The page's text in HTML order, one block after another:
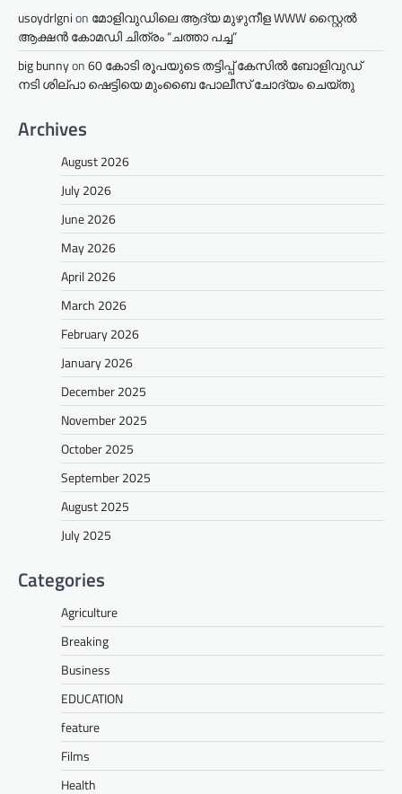
usoydrlgnion മോളിവുഡിലെ ആദ്യ മുഴുനീള WWW സ്റ്റൈൽ
ആക്ഷൻ കോമഡി ചിത്രം “ചത്താ പച്ച”
big bunnyon60 കോടി രൂപയുടെ തട്ടിപ്പ് കേസിൽ ബോളിവുഡ്
നടി ശില്പാ ഷെട്ടിയെ മുംബൈ പോലീസ് ചോദ്യം ചെയ്തു
Archives
August 2026
July 2026
June 2026
May 2026
April 2026
March 2026
February 2026
January 2026
December 2025
November 2025
October 2025
September 2025
August 2025
July 2025
Categories
Agriculture
Breaking
Business
EDUCATION
feature
Films
Health